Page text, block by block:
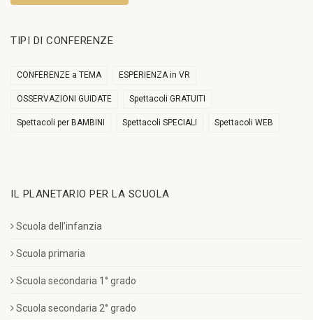
TIPI DI CONFERENZE
CONFERENZE a TEMA ESPERIENZA in VR
OSSERVAZIONI GUIDATE Spettacoli GRATUITI
Spettacoli per BAMBINI Spettacoli SPECIALI Spettacoli WEB
IL PLANETARIO PER LA SCUOLA
Scuola dell’infanzia
Scuola primaria
Scuola secondaria 1° grado
Scuola secondaria 2° grado